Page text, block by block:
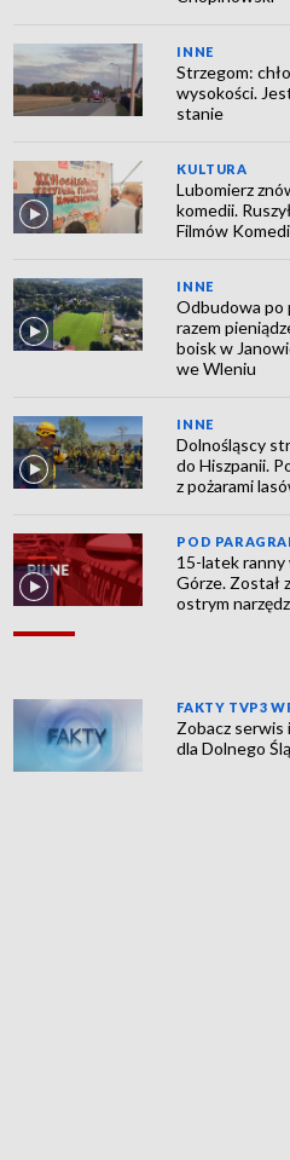
INNE
Strzegom:
wysokości.
stanie
KULTURA
Lubomierz
komedii.
Filmów
INNE
Odbudowa po
razem
boisk w
we Wleniu
INNE
Dolnośląscy
do Hiszpanii.
z pożarami
POD
15-latek ranny
Górze. Został
ostrym
FAKTY TVP3
Zobacz serwis
dla Dolnego